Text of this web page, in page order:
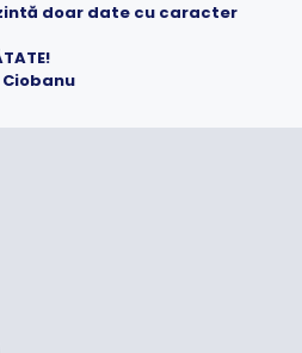
doar date cu caracter